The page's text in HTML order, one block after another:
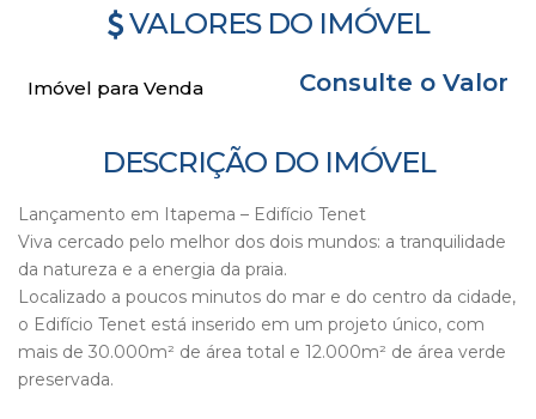
VALORES DO IMÓVEL
Consulte o Valor
Imóvel para Venda
DESCRIÇÃO DO IMÓVEL
Lançamento em Itapema – Edifício Tenet
Viva cercado pelo melhor dos dois mundos: a tranquilidade
da natureza e a energia da praia.
Localizado a poucos minutos do mar e do centro da cidade,
o Edifício Tenet está inserido em um projeto único, com
mais de 30.000m² de área total e 12.000m² de área verde
preservada.